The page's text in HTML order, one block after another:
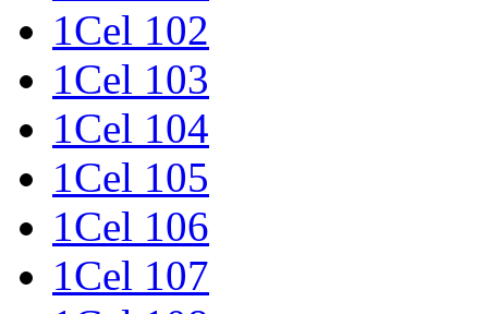
1Cel 102
1Cel 103
1Cel 104
1Cel 105
1Cel 106
1Cel 107